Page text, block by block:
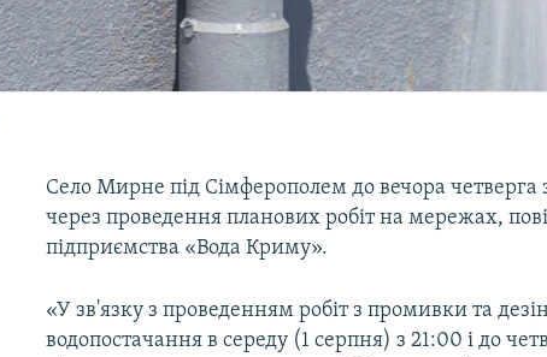
Село Мирне під Сімферополем до вечора четверга
через проведення планових робіт на мережах,
підприємства «Вода Криму».
«У зв'язку з проведенням робіт з промивки та
водопостачання в середу (1 серпня) з 21:00 і до